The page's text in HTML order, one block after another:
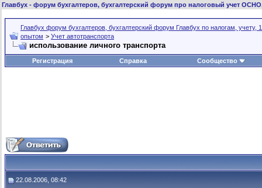
Главбух - форум бухгалтеров, бухгалтерский форум про налоговый учет
Главбух форум бухгалтеров, бухгалтерский форум Главбух по налогам, учету,
опытом > Учет автотранспорта
использование личного транспорта
Регистрация Справка Сообщество
22.08.2006, 08:42